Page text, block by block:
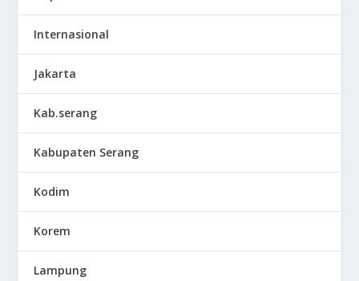
Internasional
Jakarta
Kab.serang
Kabupaten Serang
Kodim
Korem
Lampung